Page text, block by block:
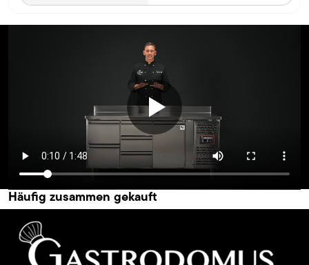
Häufig zusammen gekauft